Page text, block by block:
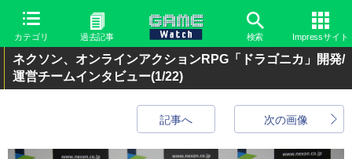
カテゴリ 過去記事 検索 Impressサイト
ネクソン、オンラインアクションRPG「ドラゴニカ」開発/
運営チームインタビュー(1/22)
次の画像
記事へ